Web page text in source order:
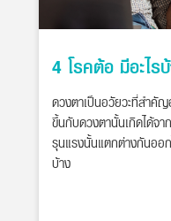
4 โรคต้อ มีอะไร
ดวงตาเป็นอวัยวะที่สำคั
ขึ้นกับดวงตานั้นเกิดได้จา
รุนแรงนั้นแตกต่างกันออ
บ้าง